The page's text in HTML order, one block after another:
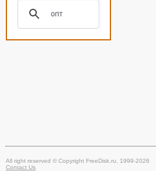
All right reserved © Copyright FreeDisk.ru, 1999-2026
Contact Us